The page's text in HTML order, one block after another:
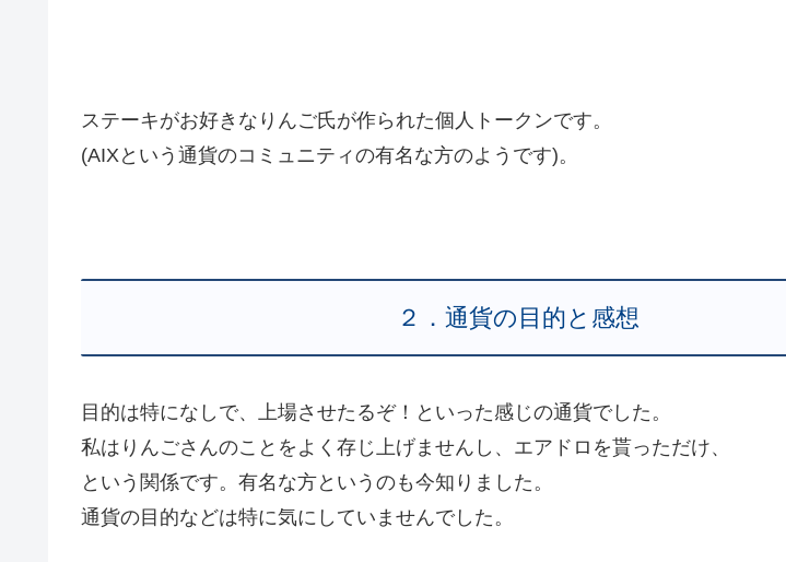
ステーキがお好きなりんご氏が作られた個人トークンです。
(AIXという通貨のコミュニティの有名な方のようです)。
２．通貨の目的と感想
目的は特になしで、上場させたるぞ！といった感じの通貨でした。
私はりんごさんのことをよく存じ上げませんし、エアドロを貰っただけ、
という関係です。有名な方というのも今知りました。
通貨の目的などは特に気にしていませんでした。